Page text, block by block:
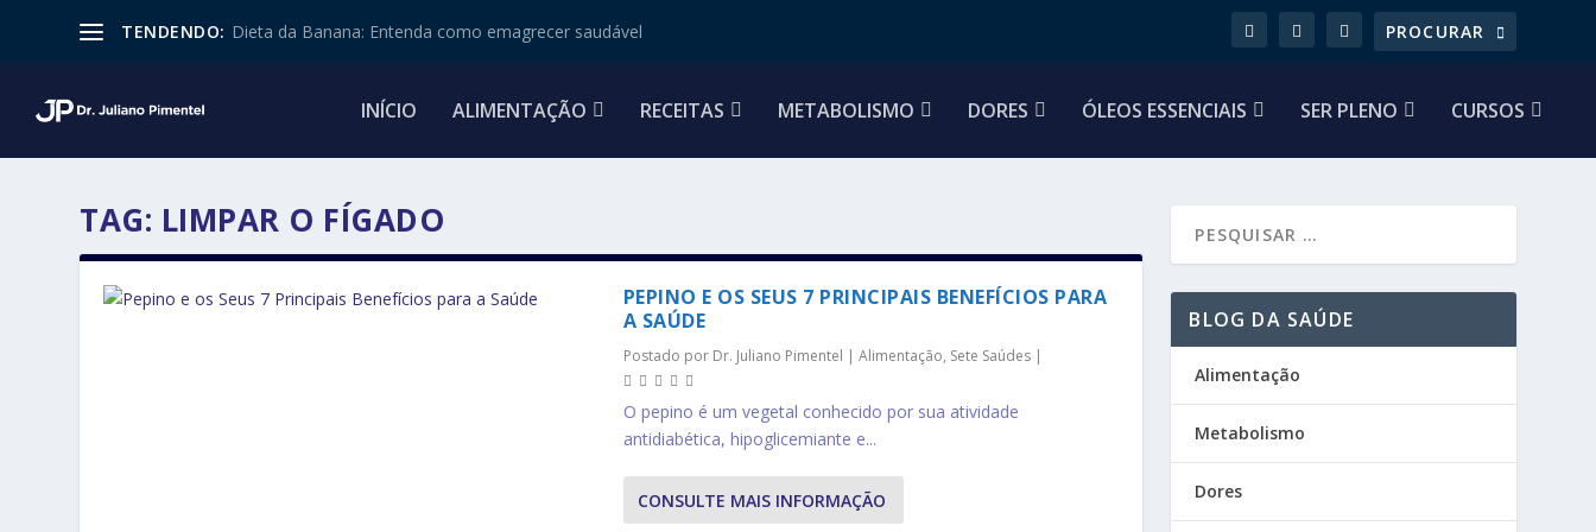
TENDENDO: Dieta da Banana: Entenda como emagrecer saudável
INÍCIO ALIMENTAÇÃO RECEITAS METABOLISMO DORES ÓLEOS ESSENCIAIS SER PLENO CURSOS
TAG: LIMPAR O FÍGADO
PEPINO E OS SEUS 7 PRINCIPAIS BENEFÍCIOS PARA
A SAÚDE
Postado por Dr. Juliano Pimentel | Alimentação, Sete Saúdes|
O pepino é um vegetal conhecido por sua atividade
antidiabética, hipoglicemiante e...
CONSULTE MAIS INFORMAÇÃO
BLOG DA SAÚDE
Alimentação
Metabolismo
Dores